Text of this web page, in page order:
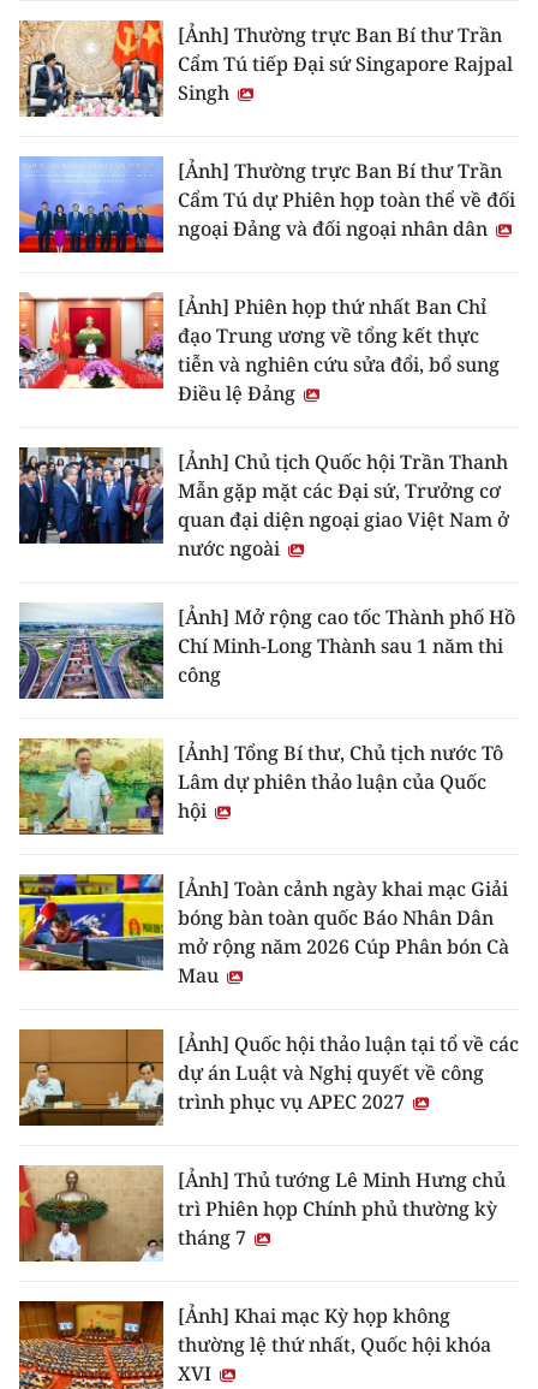
[Ảnh] Thường trực Ban Bí thư Trần
Cẩm Tú tiếp Đại sứ Singapore Rajpal
Singh
[Ảnh] Thường trực Ban Bí thư Trần
Cẩm Tú dự Phiên họp toàn thể về đối
ngoại Đảng và đối ngoại nhân dân
[Ảnh] Phiên họp thứ nhất Ban Chỉ
đạo Trung ương về tổng kết thực
tiễn và nghiên cứu sửa đổi, bổ sung
Điều lệ Đảng
[Ảnh] Chủ tịch Quốc hội Trần Thanh
Mẫn gặp mặt các Đại sứ, Trưởng cơ
quan đại diện ngoại giao Việt Nam ở
nước ngoài
[Ảnh] Mở rộng cao tốc Thành phố Hồ
Chí Minh-Long Thành sau 1 năm thi
công
[Ảnh] Tổng Bí thư, Chủ tịch nước Tô
Lâm dự phiên thảo luận của Quốc
hội
[Ảnh] Toàn cảnh ngày khai mạc Giải
bóng bàn toàn quốc Báo Nhân Dân
mở rộng năm 2026 Cúp Phân bón Cà
Mau
[Ảnh] Quốc hội thảo luận tại tổ về các
dự án Luật và Nghị quyết về công
trình phục vụ APEC 2027
[Ảnh] Thủ tướng Lê Minh Hưng chủ
trì Phiên họp Chính phủ thường kỳ
tháng 7
[Ảnh] Khai mạc Kỳ họp không
thường lệ thứ nhất, Quốc hội khóa
XVI